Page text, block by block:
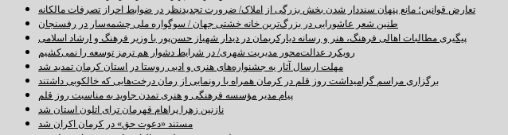
تعارض قوانین؛ مانع پنهان سنددار شدن بخش بزرگی از املاک/ ضرورت تجدیدنظر در ضوابط احراز تصرفات مالکانه
طنین شعر عاشورایی در بزرگ‌ترین خانه خشتی جهان / سوگواره ملی چشمه‌سار در رفسنجان
پیگیری مطالبات اهالی فرهنگ، هنر و رسانه دیارکریمان در دیدار شهباز حسن‌پور با وزیر فرهنگ و ارشاد اسلامی
رویکرد عدالت‌محور مدیریت شهری/ در شرایط دشوار هم ترمز توسعه را نمی‌کشیم
مهلت ارسال آثار به جشنواره‌های هنری و ادبی روستا در استان کرمان تمدید شد
برگزاری مراسم گرامیداشت روز قلم در کرمان همراه با رونمایی از رمان درخت‌هایی که خالکوبی داشتند
پیام مدیر مؤسسه فرهنگی و هنری تمدن جاوید به مناسبت روز قلم
نازنین زهرا پراهام قهرمان ترای اتلون استان شد
مستند «دعوت حق» در کرمان اکران شد